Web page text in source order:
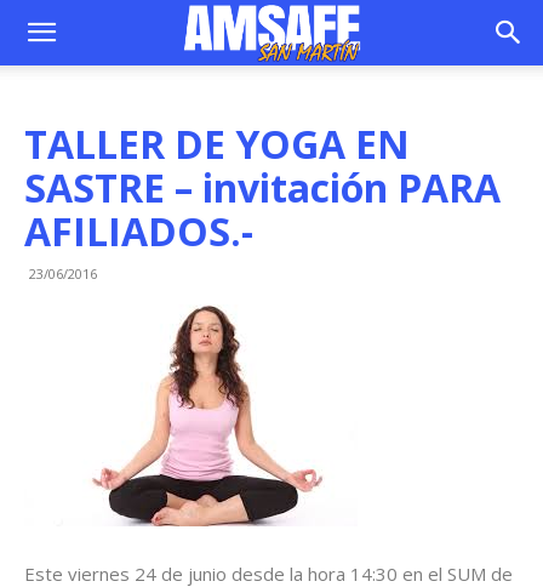
TALLER DE YOGA EN
SASTRE – invitación PARA
AFILIADOS.-
23/06/2016
Este viernes 24 de junio desde la hora 14:30 en el SUM de